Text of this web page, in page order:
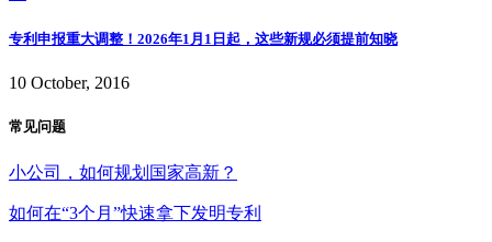
专利申报重大调整！2026年1月1日起，这些新规必须提前知晓
10 October, 2016
常见问题
小公司，如何规划国家高新？
如何在“3个月”快速拿下发明专利